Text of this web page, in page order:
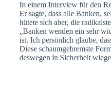
In einem Interview für den
Er sagte, dass alle Banken,
hütete sich aber, die
„Banken wenden ein sehr
ist. Ich persönlich glaube,
Diese schaumgebremste
deswegen in Sicherheit